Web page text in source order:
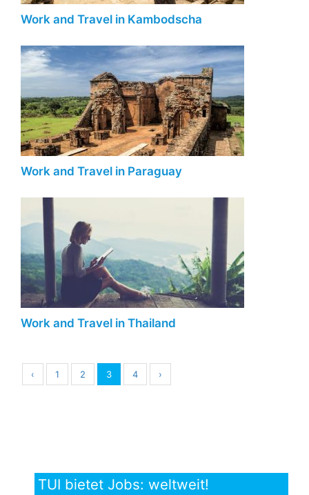
Work and Travel in Kambodscha
Work and Travel in Paraguay
Work and Travel in Thailand
‹ 1 2 3 4 ›
TUI bietet Jobs: weltweit!